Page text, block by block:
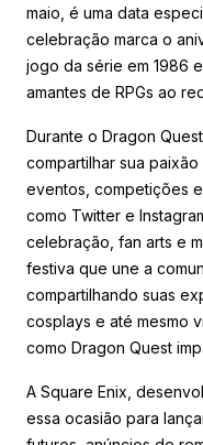
maio, é uma data
celebração marca o
jogo da série em 1986
amantes de RPGs ao
Durante o Dragon
compartilhar sua
eventos, competições
como Twitter e
celebração, fan arts e
festiva que une a
compartilhando suas
cosplays e até mesmo
como Dragon Quest
A Square Enix,
essa ocasião para